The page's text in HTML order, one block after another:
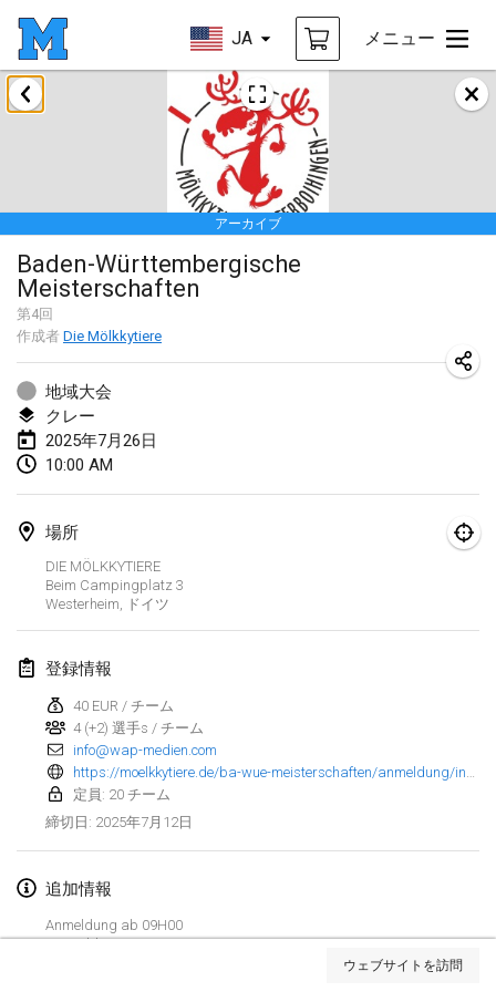
JA メニュー
リストを表示
アーカイブ
Baden-Württembergische
Meisterschaften
第4回
作成者 Die Mölkkytiere
地域大会
クレー
2025年7月26日
10:00 AM
場所
DIE MÖLKKYTIERE
Beim Campingplatz 3
Westerheim
ドイツ
登録情報
40 EUR / チーム
4 (+2) 選手s / チーム
info@wap-medien.com
定員: 20 チーム
締切日 : 2025年7月12日
追加情報
Anmeldung ab 09H00
8-9 Fields
ウェブサイトを訪問
2025年1月
Tournoi Mixte ASPTTOM
2025年1月18日|フランス
Indoor Polish Open 2025 - Singles
2025年1月18日|ポーランド
2025年1月19日
Indoor Polish Open 2025 - Doubles
2025年1月19日
Tournoi de Mölkky - Lesfous Dubâtonvaigeois
2025年1月25日|フランス
2025年2月
US Mölkky Winter
2025年2月7日|アメリカ合衆国
2025年2月8日|
Indoor de la CASAS
2025年2月15日
SM HalliMölkky - Finnish Championship
Warm-up EM Indoor